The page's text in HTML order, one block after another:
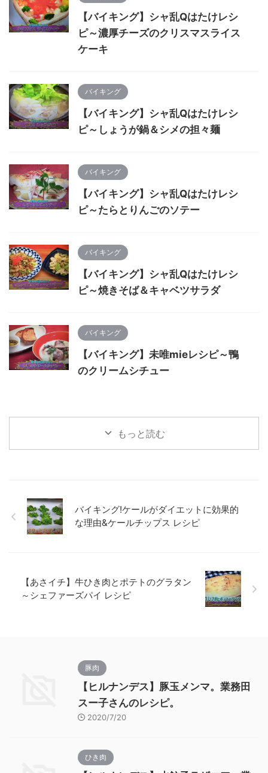
【バイキング】シャ乱Qはたけレシ
ピ～濃厚チーズのクリスマスライス
ケーキ
バイキング
【バイキング】シャ乱Qはたけレシ
ピ～しょうが鍋＆シメの担々麺
バイキング
【バイキング】シャ乱Qはたけレシ
ピ～たらとりんごのソテー
バイキング
【バイキング】シャ乱Qはたけレシ
ピ～焼きそば＆キャベツサラダ
バイキング
【バイキング】未唯mieレシピ～鴨
のクリームシチュー
もっと読む
バイキング!ケールがダイエットに効果的
な理由&ケールチップス レシピ
【あさイチ】牛ひき肉とポテトのグラタン
～シェファーズパイ レシピ
豚肉
【ヒルナンデス】豚玉メンマ。業務田
スー子さんのレシピ。
2020/7/20
ひき肉